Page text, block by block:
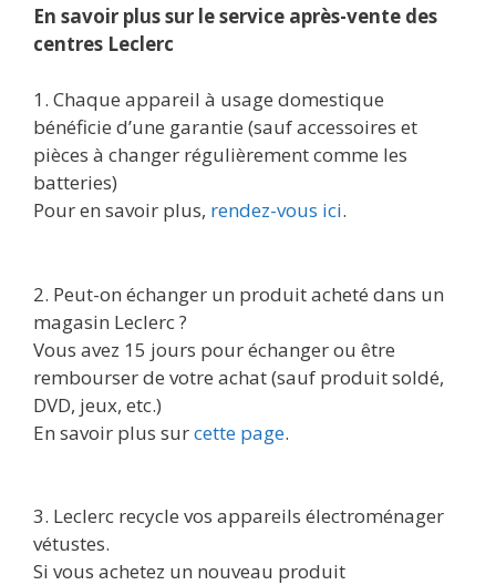
En savoir plus sur le service après-vente des
centres Leclerc
1. Chaque appareil à usage domestique
bénéficie d’une garantie (sauf accessoires et
pièces à changer régulièrement comme les
batteries)
Pour en savoir plus, rendez-vous ici.
2. Peut-on échanger un produit acheté dans un
magasin Leclerc ?
Vous avez 15 jours pour échanger ou être
rembourser de votre achat (sauf produit soldé,
DVD, jeux, etc.)
En savoir plus surcette page.
3. Leclerc recycle vos appareils électroménager
vétustes.
Si vous achetez un nouveau produit